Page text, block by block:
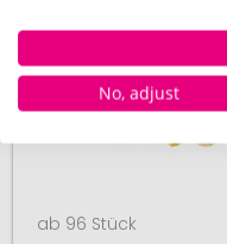
ab 96 Stück
No, adjust